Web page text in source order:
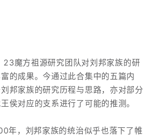
23魔方祖源研究团队对刘邦家族的研
的成果。今通过此合集中的五篇内
邦家族的研究历程与思路，亦对部分
侯对应的支系进行了可能的推测。
年，刘邦家族的统治似乎也落下了帷